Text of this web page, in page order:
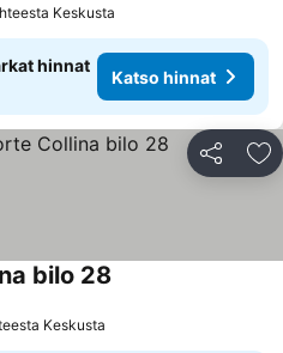
Keskusta
hinnat
Katso hinnat
Jaa
bilo 28
Keskusta